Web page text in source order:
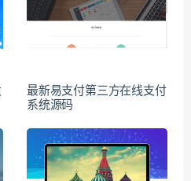
最新易支付第三方在线支付
系统源码